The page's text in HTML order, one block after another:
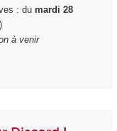
: du mardi 28
à venir